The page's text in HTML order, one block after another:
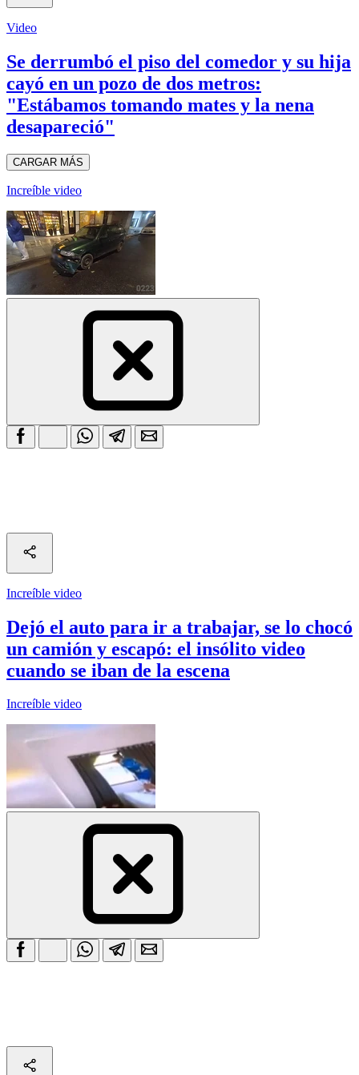
Video
Se derrumbó el piso del comedor y su hija
cayó en un pozo de dos metros:
"Estábamos tomando mates y la nena
desapareció"
CARGAR MÁS
Increíble video
Increíble video
Dejó el auto para ir a trabajar, se lo chocó
un camión y escapó: el insólito video
cuando se iban de la escena
Increíble video